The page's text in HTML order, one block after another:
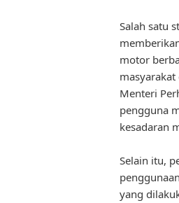
Salah satu
motor
Menteri
pengguna
kesadaran
Selain itu,
yang